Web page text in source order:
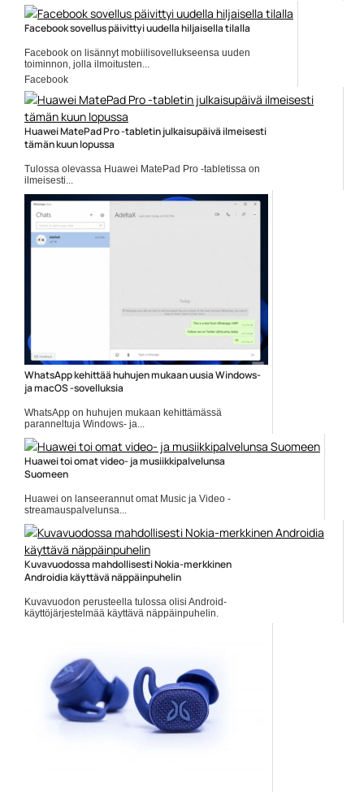
tuoreen lippulaivamalli...
dxomark
Facebook sovellus päivittyi uudella hiljaisella tilalla
Facebook on lisännyt mobiilisovellukseensa uuden
toiminnon, jolla ilmoitusten...
Facebook
Huawei MatePad Pro -tabletin julkaisupäivä ilmeisesti
tämän kuun lopussa
Tulossa olevassa Huawei MatePad Pro -tabletissa on
ilmeisesti...
Huawei
WhatsApp kehittää huhujen mukaan uusia Windows-
ja macOS -sovelluksia
WhatsApp on huhujen mukaan kehittämässä
paranneltuja Windows- ja...
Mobiiliuutiset
Huawei toi omat video- ja musiikkipalvelunsa
Suomeen
Huawei on lanseerannut omat Music ja Video -
streamauspalvelunsa...
Huawei
Kuvavuodossa mahdollisesti Nokia-merkkinen
Androidia käyttävä näppäinpuhelin
Kuvavuodon perusteella tulossa olisi Android-
käyttöjärjestelmää käyttävä näppäinpuhelin.